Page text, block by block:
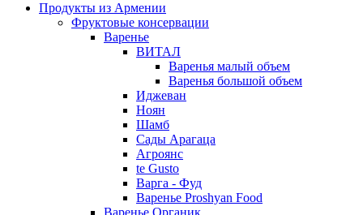
Продукты из Армении
Фруктовые консервации
Варенье
ВИТАЛ
Варенья малый объем
Варенья большой объем
Иджеван
Ноян
Шамб
Сады Арагаца
Агроянс
te Gusto
Варга - Фуд
Варенье Proshyan Food
Варенье Органик